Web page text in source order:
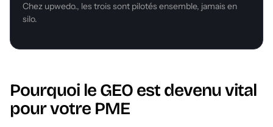
Chez upwedo., les trois sont pilotés ensemble, jamais en
silo.
Pourquoi le GEO est devenu vital
pour votre PME